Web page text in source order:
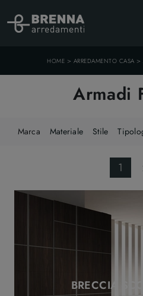
HOME > ARREDAMENTO CASA >
Armadi
Marca Materiale Stile
1
BRECCIA